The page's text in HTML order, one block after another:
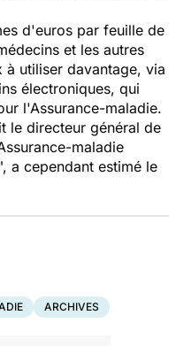
d'euros par feuille de
et les autres
à utiliser davantage, via
électroniques, qui
l'Assurance-maladie.
le directeur général de
maladie
a cependant estimé le
ARCHIVES